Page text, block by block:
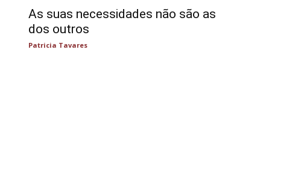
As suas necessidades não são as
dos outros
Patricia Tavares